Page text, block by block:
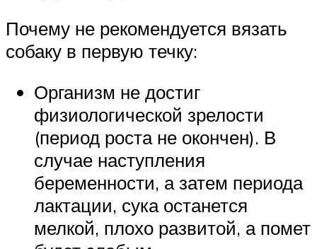
Почему не рекомендуется вязать
собаку в первую течку:
Организм не достиг
физиологической зрелости
(период роста не окончен). В
случае наступления
беременности, а затем периода
лактации, сука останется
мелкой, плохо развитой, а помет